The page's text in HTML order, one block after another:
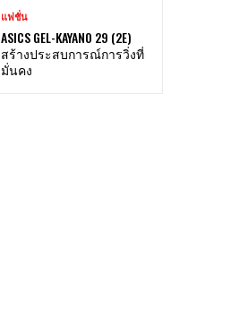
แฟชั่น
ASICS GEL-KAYANO 29 (2E)
สร้างประสบการณ์การวิ่งที่
มั่นคง